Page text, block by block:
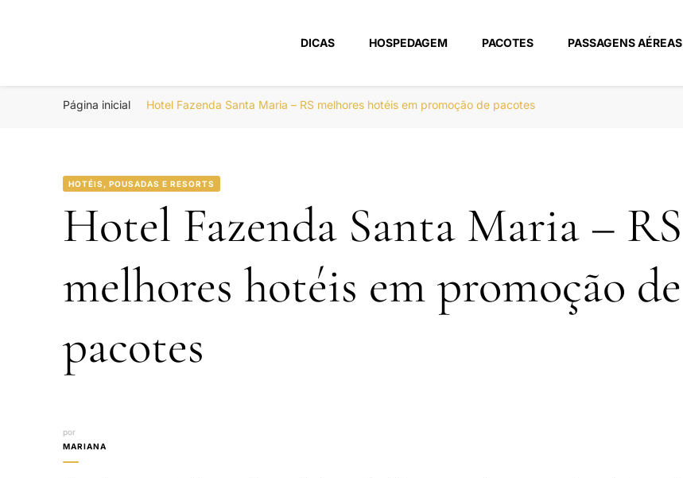
Portal Boa Viagem
DICAS HOSPEDAGEM PACOTES PASSAGENS AÉREAS
Página inicial Hotel Fazenda Santa Maria – RS melhores hotéis em promoção de pacotes
HOTÉIS, POUSADAS E RESORTS
Hotel Fazenda Santa Maria – RS
melhores hotéis em promoção de
pacotes
por
MARIANA